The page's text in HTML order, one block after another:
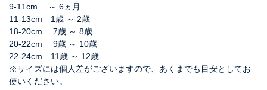
9-11cm ～ 6ヵ月
11-13cm 1歳 ～ 2歳
18-20cm 7歳 ～ 8歳
20-22cm 9歳 ～ 10歳
22-24cm 11歳 ～ 12歳
※サイズには個人差がございますので、あくまでも目安としてお
使いください。